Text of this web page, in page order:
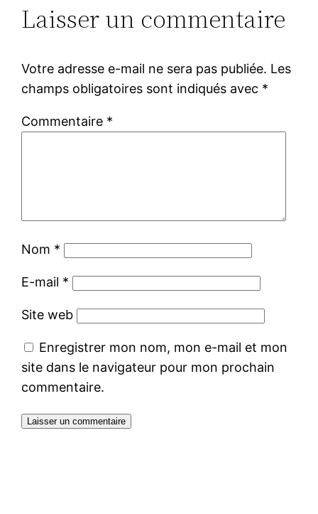
Laisser un commentaire
Votre adresse e-mail ne sera pas publiée. Les
champs obligatoires sont indiqués avec *
Commentaire *
Nom *
E-mail *
Site web
Enregistrer mon nom, mon e-mail et mon
site dans le navigateur pour mon prochain
commentaire.